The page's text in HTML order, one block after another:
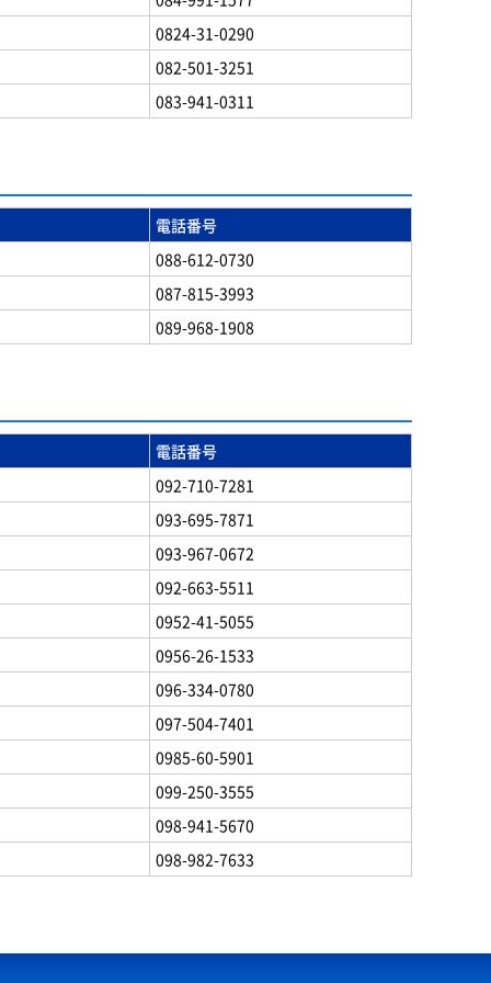
0824-31-0290
082-501-3251
083-941-0311
電話番号
088-612-0730
087-815-3993
089-968-1908
電話番号
092-710-7281
093-695-7871
093-967-0672
092-663-5511
0952-41-5055
0956-26-1533
096-334-0780
097-504-7401
0985-60-5901
099-250-3555
098-941-5670
098-982-7633